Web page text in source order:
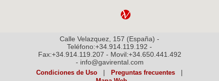
Calle Velazquez, 157 (España) -
Teléfono:+34.914.119.192 -
Fax:+34.914.119.207 - Movil:+34.650.441.492
- info@gavirental.com
Condiciones de Uso | Preguntas frecuentes |